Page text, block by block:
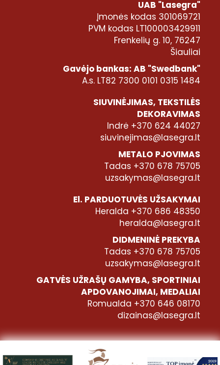
UAB "Lasegra"
Įmonės kodas 301069721
PVM kodas LT100003429911
Frenkelių g. 10, 76247
Šiauliai
Gavėjo bankas: AB "Swedbank"
A.s. LT82 7300 0101 0315 1484
SIUVINĖJIMAS, TEKSTILĖS
DEKORAVIMAS
Indrė +370 624 44027
siuvinejimas@lasegra.lt
METALO PJOVIMAS
Tadas +370 678 75705
uzsakymas@lasegra.lt
El. PARDUOTUVĖS UŽSAKYMAI
Heralda +370 686 48350
heralda@lasegra.lt
DIDMENINĖ PREKYBA
Tadas +370 678 75705
uzsakymas@lasegra.lt
GATVĖS UŽRAŠŲ GAMYBA, SPORTINIAI
APDOVANOJIMAI, MEDALIAI
Romualda +370 646 08170
dizainas@lasegra.lt